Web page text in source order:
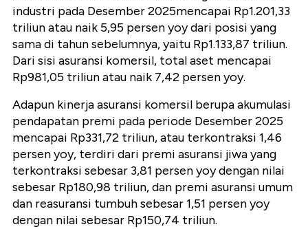
industri pada Desember 2025mencapai Rp1.201,33
triliun atau naik 5,95 persen yoy dari posisi yang
sama di tahun sebelumnya, yaitu Rp1.133,87 triliun.
Dari sisi asuransi komersil, total aset mencapai
Rp981,05 triliun atau naik 7,42 persen yoy.
Adapun kinerja asuransi komersil berupa akumulasi
pendapatan premi pada periode Desember 2025
mencapai Rp331,72 triliun, atau terkontraksi 1,46
persen yoy, terdiri dari premi asuransi jiwa yang
terkontraksi sebesar 3,81 persen yoy dengan nilai
sebesar Rp180,98 triliun, dan premi asuransi umum
dan reasuransi tumbuh sebesar 1,51 persen yoy
dengan nilai sebesar Rp150,74 triliun.